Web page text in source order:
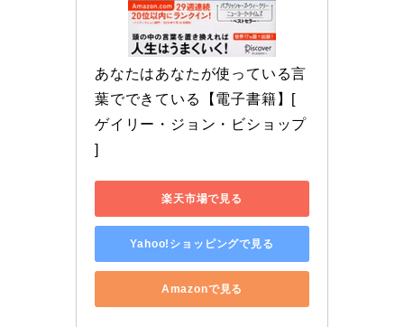
あなたはあなたが使っている言
葉でできている【電子書籍】[
ゲイリー・ジョン・ビショップ
]
楽天市場で見る
Yahoo!ショッピングで見る
Amazonで見る